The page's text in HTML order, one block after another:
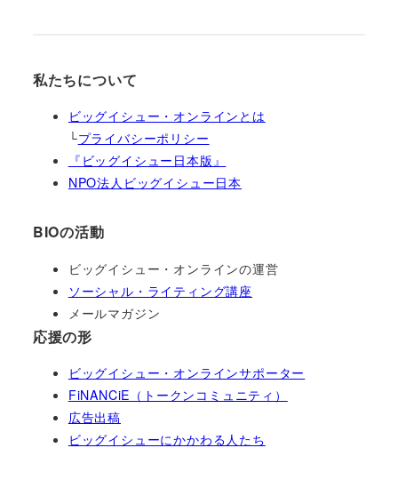
私たちについて
ビッグイシュー・オンラインとは
└プライバシーポリシー
『ビッグイシュー日本版』
NPO法人ビッグイシュー日本
BIOの活動
ビッグイシュー・オンラインの運営
ソーシャル・ライティング講座
メールマガジン
応援の形
ビッグイシュー・オンラインサポーター
FiNANCiE（トークンコミュニティ）
広告出稿
ビッグイシューにかかわる人たち